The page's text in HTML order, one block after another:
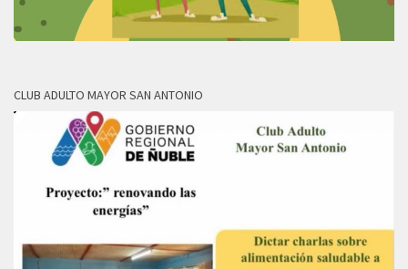
CLUB ADULTO MAYOR SAN ANTONIO